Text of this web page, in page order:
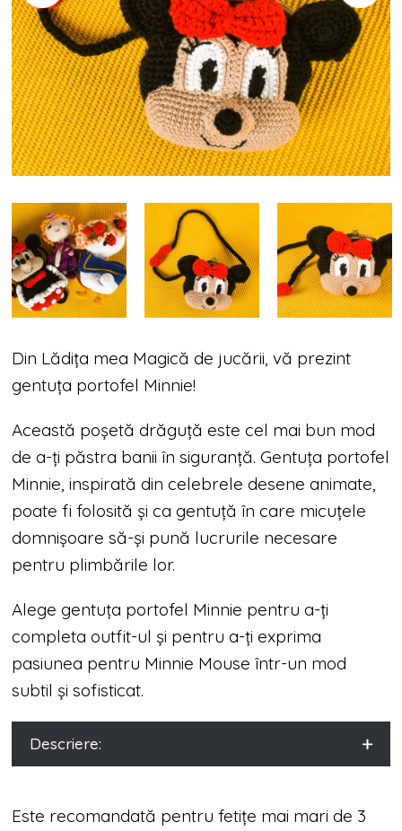
Din Lădița mea Magică de jucării, vă prezint
gentuța portofel Minnie!
Această poșetă drăguță este cel mai bun mod
de a-ți păstra banii în siguranță. Gentuța portofel
Minnie, inspirată din celebrele desene animate,
poate fi folosită și ca gentuță în care micuțele
domnișoare să-și pună lucrurile necesare
pentru plimbările lor.
Alege gentuța portofel Minnie pentru a-ți
completa outfit-ul și pentru a-ți exprima
pasiunea pentru Minnie Mouse într-un mod
subtil și sofisticat.
Descriere:
Este recomandată pentru fetițe mai mari de 3